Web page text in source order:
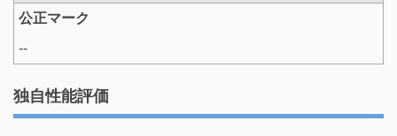
公正マーク
--
独自性能評価